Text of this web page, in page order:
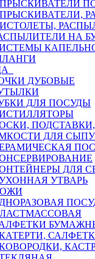
НА
ДУБОВЫЕ
ДЛЯ ПОСУДЫ
ДЛЯ
ДЛЯ
УТВАРЬ